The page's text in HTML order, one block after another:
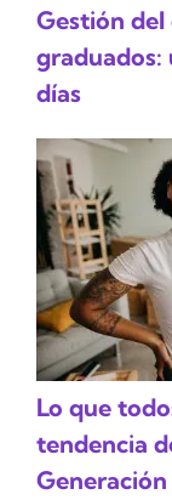
Gestión del
graduados:
días
Lo que
tendencia
Generación